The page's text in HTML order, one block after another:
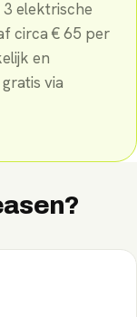
3 elektrische
circa €65 per
en
via